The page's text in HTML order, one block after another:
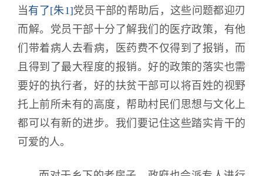
当有了[朱1]党员干部的帮助后，这些问题都迎刃
而解。党员干部十分了解我们的医疗政策，有他
们带着病人去看病，医药费不仅得到了报销，而
且得到了最大程度的报销。好的政策的落实也需
要好的执行者，好的扶贫干部可以将百姓的视野
托上前所未有的高度，帮助村民们思想与文化上
都可以有新的进步。我们要记住这些踏实肯干的
可爱的人。